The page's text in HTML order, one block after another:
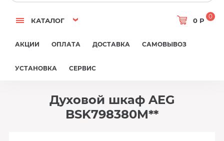
КАТАЛОГ 0 Р
0
АКЦИИ ОПЛАТА ДОСТАВКА САМОВЫВОЗ
УСТАНОВКА СЕРВИС
Духовой шкаф AEG
BSK798380M**